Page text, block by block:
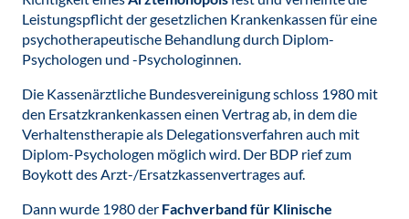
Leistungspflicht der gesetzlichen Krankenkassen für eine
psychotherapeutische Behandlung durch Diplom-
Psychologen und -Psychologinnen.
Die Kassenärztliche Bundesvereinigung schloss 1980 mit
den Ersatzkrankenkassen einen Vertrag ab, in dem die
Verhaltenstherapie als Delegationsverfahren auch mit
Diplom-Psychologen möglich wird. Der BDP rief zum
Boykott des Arzt-/Ersatzkassenvertrages auf.
Dann wurde 1980 der Fachverband für Klinische